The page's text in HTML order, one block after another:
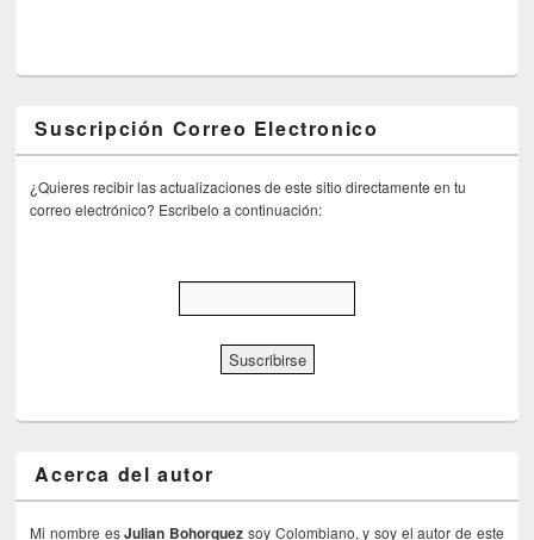
Suscripción Correo Electronico
¿Quieres recibir las actualizaciones de este sitio directamente en tu
correo electrónico? Escribelo a continuación:
Acerca del autor
Mi nombre esJulian Bohorquez soy Colombiano, y soy el autor de este